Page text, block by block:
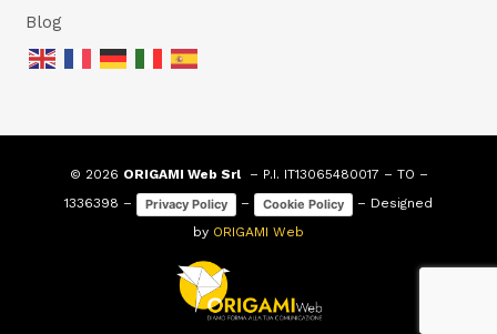
Blog
© 2026 ORIGAMI Web Srl– P.I. IT13065480017 – TO –
1336398 –
Privacy Policy – Cookie Policy
– Designed
by ORIGAMI Web